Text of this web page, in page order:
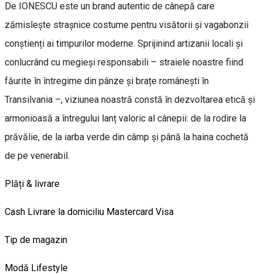
De IONESCU este un brand autentic de cânepă care
zămislește strașnice costume pentru visătorii și vagabonzii
conștienți ai timpurilor moderne. Sprijinind artizanii locali și
conlucrând cu megieși responsabili – straiele noastre fiind
făurite în întregime din pânze și brațe românești în
Transilvania –, viziunea noastră constă în dezvoltarea etică și
armonioasă a întregului lanț valoric al cânepii: de la rodire la
prăvălie, de la iarba verde din câmp și până la haina cochetă
de pe venerabil.
Plăți & livrare
Cash Livrare la domiciliu Mastercard Visa
Tip de magazin
Modă Lifestyle